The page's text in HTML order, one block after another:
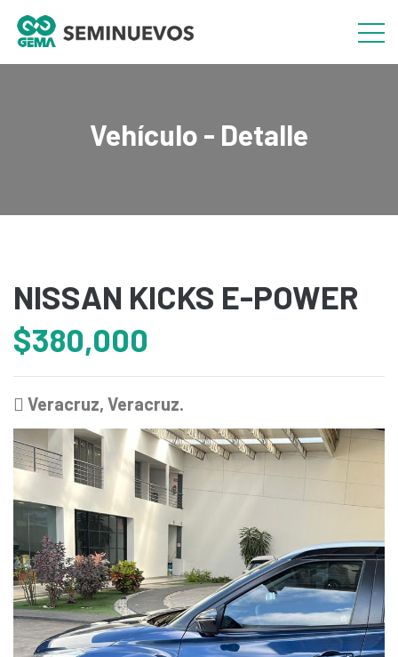
Vehículo - Detalle
NISSAN KICKS E-POWER
$380,000
Veracruz, Veracruz.